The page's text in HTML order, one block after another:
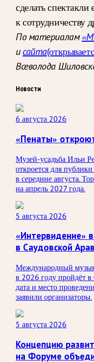
сделать
к сотрудничеству
По материалам
и сайта
Всеволода
Новости
6 августа 2026
«Пенаты»
Музей-усадьба Ильи
откроется для
в середине августа.
на апрель 2027 года.
5 августа 2026
«Интервидение»
в Саудовской
Международный
в 2026 году пройдёт
дата и место
заявили организаторы.
5 августа 2026
Концепцию
на Форуме